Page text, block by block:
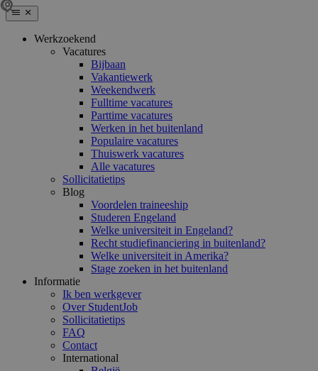
Werkzoekend
Vacatures
Bijbaan
Vakantiewerk
Weekendwerk
Fulltime vacatures
Parttime vacatures
Werken in het buitenland
Populaire vacatures
Thuiswerk vacatures
Alle vacatures
Sollicitatietips
Blog
Voordelen traineeship
Studeren Engeland
Welke universiteit in Engeland?
Recht studiefinanciering in buitenland?
Welke universiteit in Amerika?
Stage zoeken in het buitenland
Informatie
Ik ben werkgever
Over StudentJob
Sollicitatietips
FAQ
Contact
International